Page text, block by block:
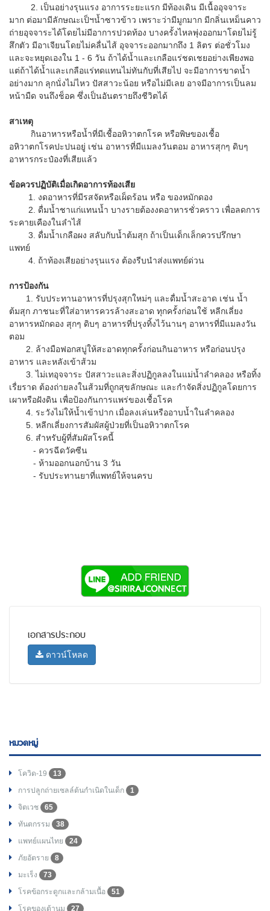
2. เป็นอย่างรุนแรง อาการระยะแรก มีท้องเดิน มีเนื้ออุจจาระ
มาก ต่อมามีลักษณะเป็ฯน้ำซาวข้าว เพราะว่ามีมูกมาก มีกลิ่นเหม็นคาว
ถ่ายอุจจาระได้โดยไม่มีอาการปวดท้อง บางครั้งไหลพุ่งออกมาโดยไม่รู้
สึกตัว มีอาเจียนโดยไม่คลื่นไส้ อุจจาระออกมากถึง 1 ลิตร ต่อชั่วโมง
และจะหยุดเองใน 1 - 6 วัน ถ้าได้น้ำและเกลือแร่ชดเชยอย่างเพียงพอ
แต่ถ้าได้น้ำและเกลือแร่ทดแทนไม่ทันกับที่เสียไป จะมีอาการขาดน้ำ
อย่างมาก ลุกนั่งไม่ไหว ปัสสาวะน้อย หรือไม่มีเลย อาจมีอาการเป็นลม
หน้ามืด จนถึงช็อค ซึ่งเป็นอันตรายถึงชีวิตได้
สาเหตุ
กินอาหารหรือน้ำที่มีเชื้ออหิวาตกโรค หรือพิษของเชื้อ
อหิวาตกโรคปะปนอยู่ เช่น อาหารที่มีแมลงวันตอม อาหารสุกๆ ดิบๆ
อาหารกระป๋องที่เสียแล้ว
ข้อควรปฏิบัติเมื่อเกิดอาการท้องเสีย
1. งดอาหารที่มีรสจัดหรือเผ็ดร้อน หรือ ของหมักดอง
2. ดื่มน้ำชาแก่แทนน้ำ บางรายต้องงดอาหารชั่วคราว เพื่อลดการ
ระคายเคืองในลำไส้
3. ดื่มน้ำเกลือผง สลับกับน้ำต้มสุก ถ้าเป็นเด็กเล็กควรปรึกษา
แพทย์
4. ถ้าท้องเสียอย่างรุนแรง ต้องรีบนำส่งแพทย์ด่วน
การป้องกัน
1. รับประทานอาหารที่ปรุงสุกใหม่ๆ และดื่มน้ำสะอาด เช่น น้ำ
ต้มสุก ภาชนะที่ใส่อาหารควรล้างสะอาด ทุกครั้งก่อนใช้ หลีกเลี่ยง
อาหารหมักดอง สุกๆ ดิบๆ อาหารที่ปรุงทิ้งไว้นานๆ อาหารที่มีแมลงวัน
ตอม
2. ล้างมือฟอกสบู่ให้สะอาดทุกครั้งก่อนกินอาหาร หรือก่อนปรุง
อาหาร และหลังเข้าส้วม
3. ไม่เทอุจจาระ ปัสสาวะและสิ่งปฏิกูลลงในแม่น้ำลำคลอง หรือทิ้ง
เรื่ยราด ต้องถ่ายลงในส้วมที่ถูกสุขลักษณะ และกำจัดสิ่งปฏิกูลโดยการ
เผาหรือฝังดิน เพื่อป้องกันการแพร่ของเชื้อโรค
4. ระวังไม่ให้น้ำเข้าปาก เมื่อลงเล่นหรืออาบน้ำในลำคลอง
5. หลีกเลี่ยงการสัมผัสผู้ป่วยที่เป็นอหิวาตกโรค
6. สำหรับผู้ที่สัมผัสโรคนี้
- ควรฉีดวัคซีน
- ห้ามออกนอกบ้าน 3 วัน
- รับประทานยาที่แพทย์ให้จนครบ
เอกสารประกอบ
ดาวน์โหลด
หมวดหมู่
โควิด-19
13
การปลูกถ่ายเซลล์ต้นกำเนิดในเด็ก
1
จิตเวช
65
ทันตกรรม
38
แพทย์แผนไทย
24
ภัยอัตราย
8
มะเร็ง
73
โรคข้อกระดูกและกล้ามเนื้อ
51
โรคของเต้านม
27